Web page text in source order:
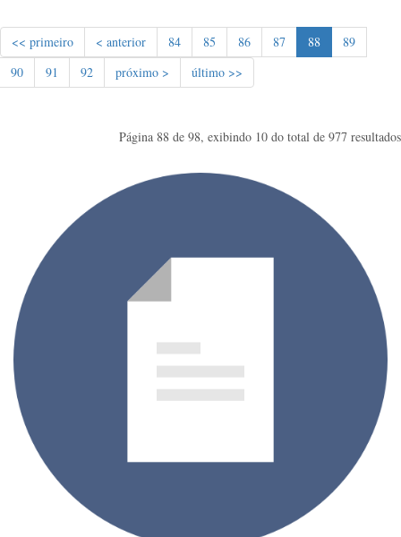
<< primeiro < anterior 84 85 86 87 88
89
90
91 92 próximo > último >>
Página 88 de 98, exibindo 10 do total de 977 resultados